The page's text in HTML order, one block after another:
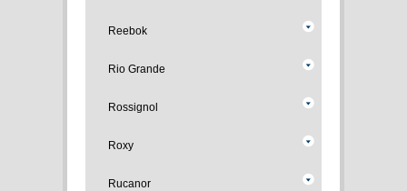
Reebok
Rio Grande
Rossignol
Roxy
Rucanor